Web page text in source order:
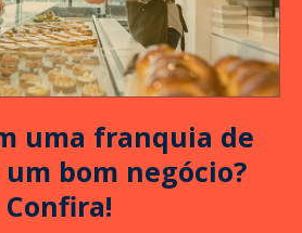
uma franquia de
bom negócio?
Confira!